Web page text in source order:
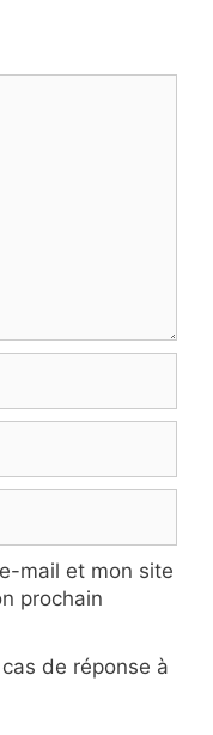
mail et mon site
prochain
de réponse à